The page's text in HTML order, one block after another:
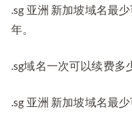
.sg 亚洲 新加坡域名最
年。
.sg域名一次可以续费多
.sg 亚洲 新加坡域名最